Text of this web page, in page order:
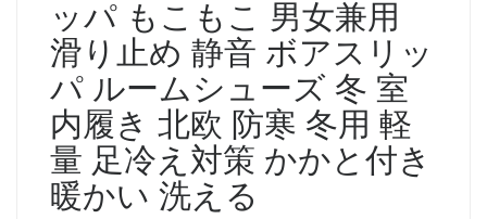
ッパ もこもこ 男女兼用
滑り止め 静音 ボアスリッ
パ ルームシューズ 冬 室
内履き 北欧 防寒 冬用 軽
量 足冷え対策 かかと付き
暖かい 洗える